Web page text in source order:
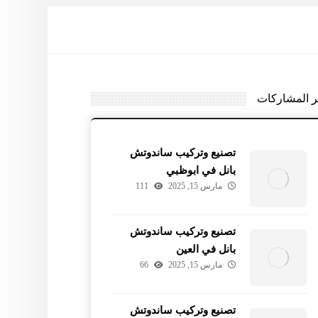
المشاركات
تصنيع وتركيب ساندوتش
بانل في ابوظبي
مارس 15, 2025 111
تصنيع وتركيب ساندوتش
بانل في العين
مارس 15, 2025 66
تصنيع وتركيب ساندوتش